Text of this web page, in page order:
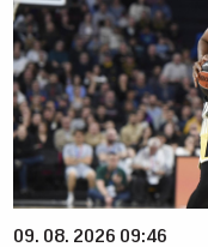
09. 08. 2026 09:46